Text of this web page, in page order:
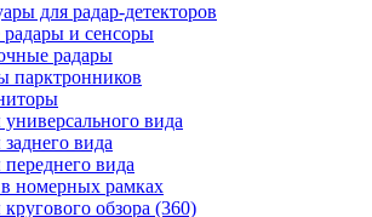
для радар-детекторов
и сенсоры
радары
парктронников
вида
вида
вида
номерных рамках
обзора (360)